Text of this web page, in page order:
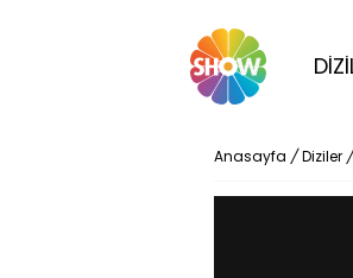
Anasayfa / Diziler /